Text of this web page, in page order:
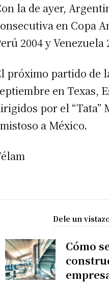
la de ayer,
en Copa
2004 y
próximo partido de
en Texas,
por el
a México.
Dele un
Cómo